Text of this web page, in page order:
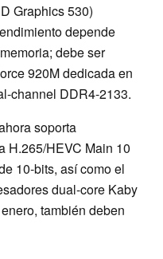
Graphics 530)
depende
debe ser
920M dedicada en
channel DDR4-2133.
soporta
H.265/HEVC Main 10
10-bits, así como el
dual-core Kaby
también deben